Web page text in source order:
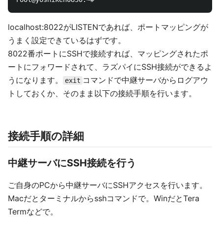
localhost:8022がLISTENであれば、ポートマッピングが
うまく設定できているはずです。
8022番ポートにSSHで接続すれば、マッピングされたポ
ートにフォワードされて、ラズパイにSSH接続ができるよ
うになります。
exit コマンドで中継サーバからログアウ
トしておくか、そのまま以下の接続手順を行います。
接続手順の詳細
中継サーバにSSH接続を行う
ご自身のPCから中継サーバにSSHアクセスを行います。
Macだとターミナルからsshコマンドで。WinだとTera
Termなどで。